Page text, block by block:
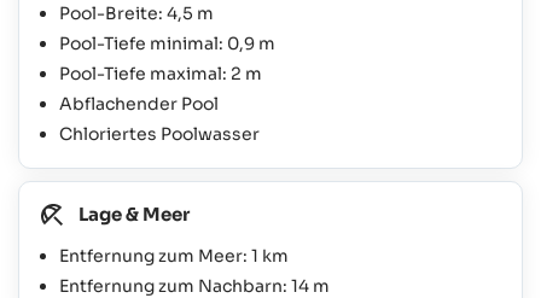
Pool-Breite: 4,5 m
Pool-Tiefe minimal: 0,9 m
Pool-Tiefe maximal: 2 m
Abflachender Pool
Chloriertes Poolwasser
Lage & Meer
Entfernung zum Meer: 1 km
Entfernung zum Nachbarn: 14 m